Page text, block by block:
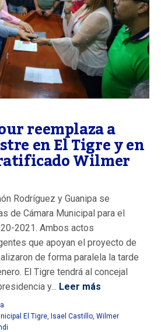
reemplaza a
en El Tigre y en
Wilmer
Rodríguez y Guanipa se
de Cámara Municipal para el
2021. Ambos actos
que apoyan el proyecto de
de forma paralela la tarde
El Tigre tendrá al concejal
y... Leer más
El Tigre, Isael Castillo, Wilmer